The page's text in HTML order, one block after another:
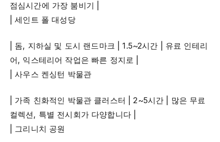
점심시간에 가장 붐비기 |
| 세인트 폴 대성당
| 돔, 지하실 및 도시 랜드마크 | 1.5~2시간 | 유료 인테리
어, 익스테리어 작업은 빠른 정지로 |
| 사우스 켄싱턴 박물관
| 가족 친화적인 박물관 클러스터 | 2~5시간 | 많은 무료
컬렉션, 특별 전시회가 다양합니다 |
| 그리니치 공원